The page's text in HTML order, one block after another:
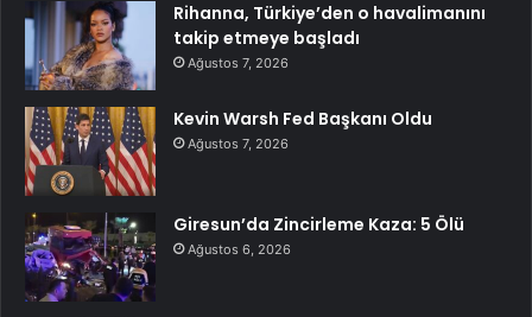
Rihanna, Türkiye’den o havalimanını
takip etmeye başladı
Ağustos 7, 2026
Kevin Warsh Fed Başkanı Oldu
Ağustos 7, 2026
Giresun’da Zincirleme Kaza: 5 Ölü
Ağustos 6, 2026